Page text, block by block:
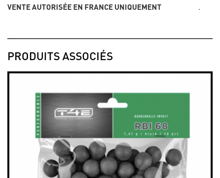
VENTE AUTORISÉE EN FRANCE UNIQUEMENT .
PRODUITS ASSOCIÉS